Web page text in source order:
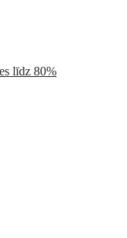
līdz 80%